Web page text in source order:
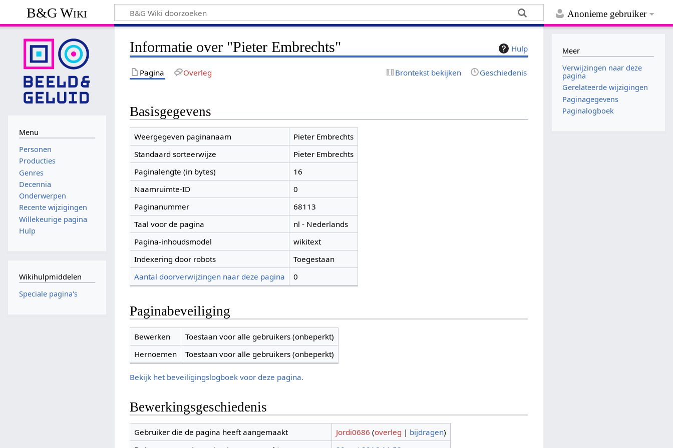
Anonieme gebruiker
B&G Wiki
Hulp
Informatie over "Pieter Embrechts"
Pagina Overleg Brontekst bekijken Geschiedenis
Basisgegevens
Weergegeven paginanaam
Pieter Embrechts
Standaard sorteerwijze
Pieter Embrechts
Paginalengte (in bytes)
16
Naamruimte-ID
0
Paginanummer
68113
Taal voor de pagina
nl - Nederlands
Pagina-inhoudsmodel
wikitext
Indexering door robots
Toegestaan
Aantal doorverwijzingen naar deze pagina
0
Paginabeveiliging
Bewerken
Toestaan voor alle gebruikers (onbeperkt)
Hernoemen
Toestaan voor alle gebruikers (onbeperkt)
Bekijk het beveiligingslogboek voor deze pagina.
Bewerkingsgeschiedenis
Gebruiker die de pagina heeft aangemaakt Jordi0686 (overleg | bijdragen)
Menu
Personen
Producties
Genres
Decennia
Onderwerpen
Recente wijzigingen
Willekeurige pagina
Hulp
Wikihulpmiddelen
Speciale pagina's
Meer
Verwijzingen naar deze
pagina
Gerelateerde wijzigingen
Paginagegevens
Paginalogboek